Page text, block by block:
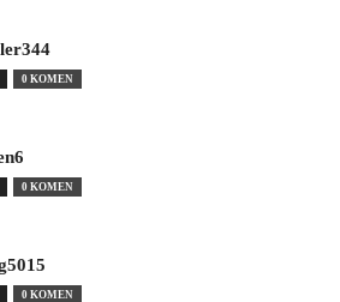
0 KOMEN
0 KOMEN
0 KOMEN